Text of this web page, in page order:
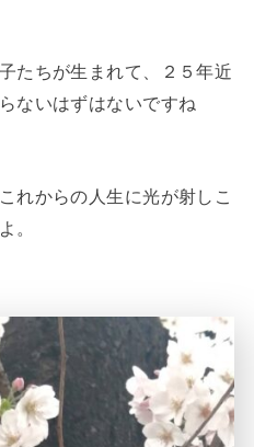
たちが生まれて、２５年近
ないはずはないですね
れからの人生に光が射しこ
。